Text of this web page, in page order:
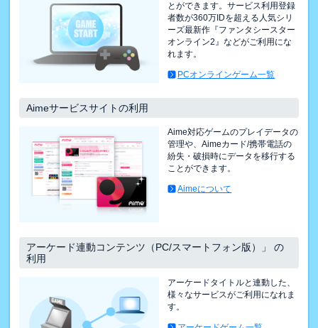
とができます。サービス利用登録
者数が360万IDを超える人気シリ
ーズ最新作『ファンタシースター
オンライン2』などがご利用にな
れます。
PCオンラインゲーム一覧
Aimeサービスサイトの利用
Aime対応ゲームのプレイデータの
管理や、Aimeカード/携帯電話の
紛失・破損時にデータを移行する
ことができます。
Aimeについて
アーケード連動コンテンツ（PC/スマートフォン版）」 の
利用
アーケードタイトルと連動した、
様々なサービスがご利用になれま
す。